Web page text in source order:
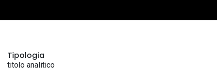
Tipologia
titolo analitico